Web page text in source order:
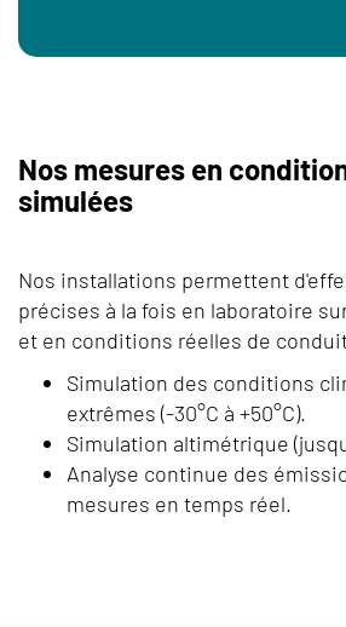
Nos mesures en
simulées
Nos installations permettent
précises à la fois en laboratoire
et en conditions réelles de
Simulation des conditions
extrêmes (-30°C à +50°C).
Simulation altimétrique
Analyse continue des
mesures en temps réel.